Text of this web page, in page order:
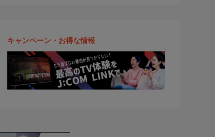
キャンペーン・お得な情報